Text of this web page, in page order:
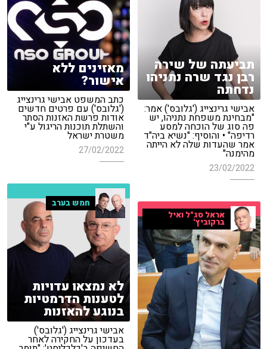
מאזינים ללא
אישור?
כתב המשפט אבישי גרינצייג
('גלובס') עם פרטים חדשים
אודות פרשת האזנות הסתר
והשתלת תוכנות הריגול ע"י
משטרת ישראל
27/02/2022
תביעתה של שירה
רבן נגד שרה נתניהו
נדחתה
אבישי גרינצייג ('גלובס') אמר:
"מבחינת משפחת נתניהו, יש
פה סוג של הוכחה למסע
רדיפה" • והוסיף: "נשיא ביה"ד
אמר שהעדות שלה לא הייתה
מהימנה"
23/02/2022
חמש בערב
לא נמצאו עדויות
לטענות הדרמטיות
בנוגע להאזנות
אבישי גרינצייג ('גלובס')
בעדכון על החקירה לאחר
אראל סג"ל ואיל
ברקוביץ'